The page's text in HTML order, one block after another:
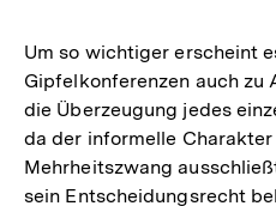
Um so wichtiger erscheint
Gipfelkonferenzen auch zu
die Überzeugung jedes
da der informelle
Mehrheitszwang
sein Entscheidungsrecht